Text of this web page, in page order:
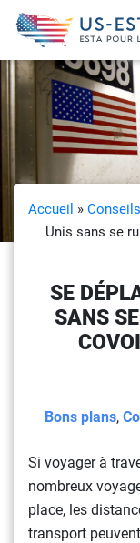
Accueil »
Unis sans se
SE
SANS
Bons plans,
Si voyager à
nombreux
place, les
transport